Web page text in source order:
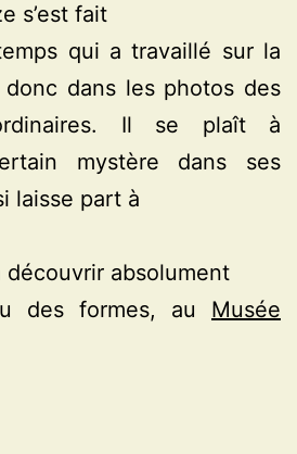
s’est fait
qui a travaillé sur la
dans les photos des
Il se plaît à
mystère dans ses
laisse part à
absolument
des formes, au Musée